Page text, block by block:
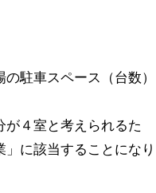
駐車スペース（台数）
４室と考えられるた
に該当することになり